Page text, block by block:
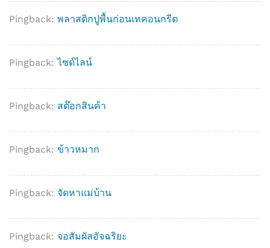
Pingback: พลาสติกปูพื้นก่อนเทคอนกรีต
Pingback:ไซด์ไลน์
Pingback: สต๊อกสินค้า
Pingback: ข้าวหมาก
Pingback: จัดหาแม่บ้าน
Pingback: จอสัมผัสอัจฉริยะ